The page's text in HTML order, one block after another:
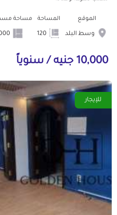
الموقع
وسط البلد
المساحة
10,000 جنيه / سنوياً
للإيجار